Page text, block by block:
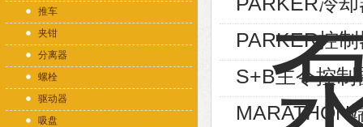
推车
夹钳
分离器
螺栓
驱动器
吸盘
PARKER控
S+B主令控
MARATHON